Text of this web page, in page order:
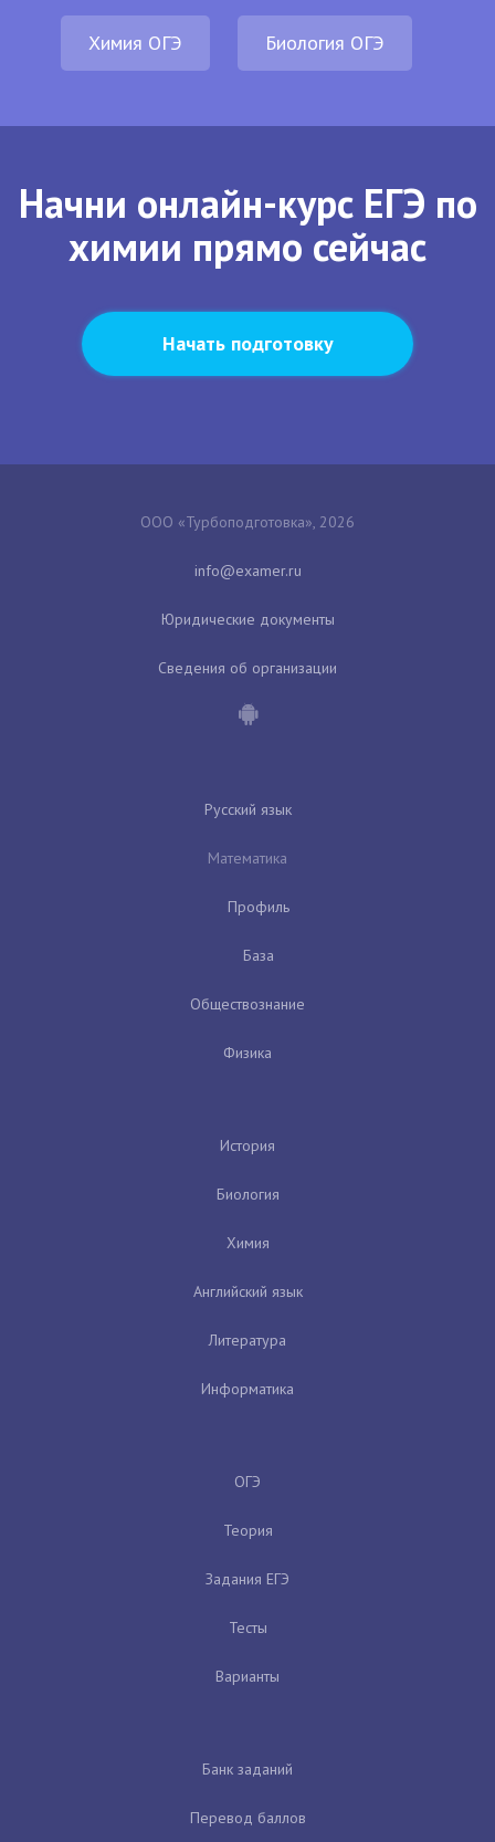
Химия ОГЭ Биология ОГЭ
Начни онлайн-курс ЕГЭ по
химии прямо сейчас
Начать подготовку
ООО «Турбоподготовка», 2026
Юридические документы
Сведения об организации
Русский язык
Математика
Профиль
База
Обществознание
Физика
История
Биология
Химия
Английский язык
Литература
Информатика
ОГЭ
Теория
Задания ЕГЭ
Тесты
Варианты
Банк заданий
Перевод баллов